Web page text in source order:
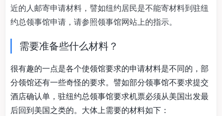
近的人邮寄申请材料，譬如纽约居民是不能寄材料到驻纽
约总领事馆申请，请参照领事馆网站上的指示。
需要准备些什么材料？
很有趣的一点是各个使领馆要求的申请材料是不同的，部
分领馆还有一些奇怪的要求。譬如部分领事馆不要求提交
酒店确认单，驻纽约总领事馆要求机票必须从美国出发最
后回到美国之类的。大体上需要的材料如下：